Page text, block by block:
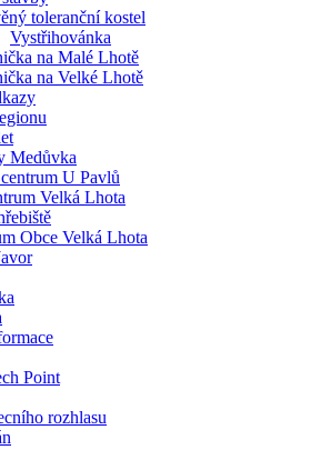
toleranční kostel
Vystřihovánka
na Malé Lhotě
na Velké Lhotě
Medůvka
U Pavlů
Velká Lhota
Obce Velká Lhota
Point
rozhlasu